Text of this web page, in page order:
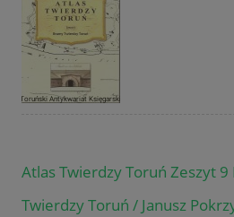
Atlas Twierdzy Toruń Zeszyt 9
Twierdzy Toruń / Janusz